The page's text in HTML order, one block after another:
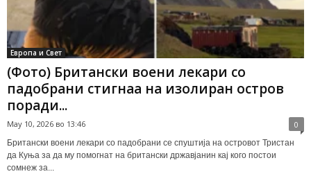
Европа и Свет
(Фото) Британски воени лекари со
падобрани стигнаа на изолиран остров
поради...
May 10, 2026 во 13:46 0
Британски воени лекари со падобрани се спуштија на островот Тристан
да Куња за да му помогнат на британски државјанин кај кого постои
сомнеж за...